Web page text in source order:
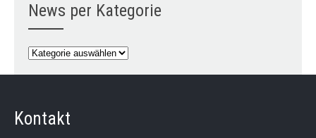
News per Kategorie
News
Kontakt